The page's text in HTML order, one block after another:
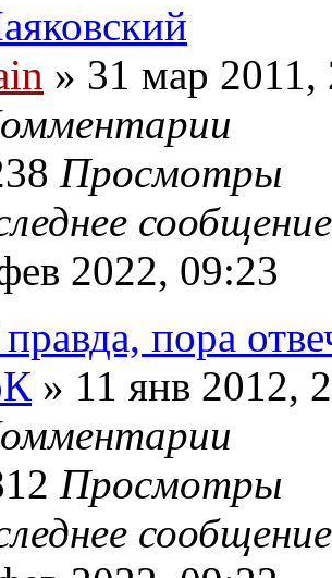
» 31 мар 2011,
Просмотры
2022, 09:23
пора
» 11 янв 2012,
Просмотры